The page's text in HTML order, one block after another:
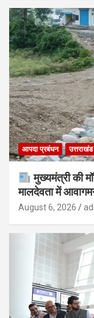
आपदा प्रबंधन उत्तराखंड
मुख्यमंत्री की
मालदेवता में
August 6, 2026